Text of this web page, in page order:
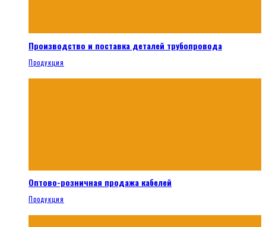
Производство и поставка деталей трубопровода
Продукция
Оптово-розничная продажа кабелей
Продукция